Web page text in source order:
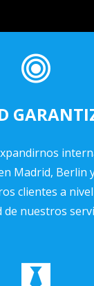
Madrid, Berlin
clientes a
de nuestros